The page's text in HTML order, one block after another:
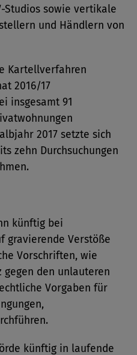
Studios sowie vertikale
und Händlern von
Kartellverfahren
2016/17
insgesamt 91
2017 setzte sich
zehn Durchsuchungen
künftig bei
gravierende Verstöße
Vorschriften, wie
gegen den unlauteren
Vorgaben für
künftig in laufende